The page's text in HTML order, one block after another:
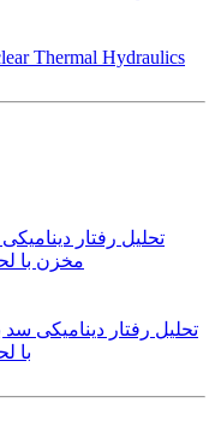
Thermal Hydraulics
تحلیل رفتار دینامیکی
با